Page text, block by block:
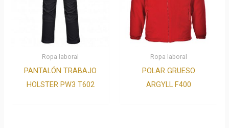
Ropa laboral
PANTALÓN TRABAJO
HOLSTER PW3 T602
Ropa laboral
POLAR GRUESO
ARGYLL F400